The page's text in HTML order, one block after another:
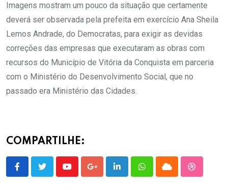
Imagens mostram um pouco da situação que certamente
deverá ser observada pela prefeita em exercício Ana Sheila
Lemos Andrade, do Democratas, para exigir as devidas
correções das empresas que executaram as obras com
recursos do Município de Vitória da Conquista em parceria
com o Ministério do Desenvolvimento Social, que no
passado era Ministério das Cidades.
COMPARTILHE:
YoutubeGoogle+LinkedInWhatsappCloud